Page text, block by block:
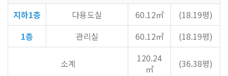
지하1층
다용도실 60.12㎡
(18.19평)
1층
관리실 60.12㎡ (18.19평)
소계
120.24
㎡
(36.38평)